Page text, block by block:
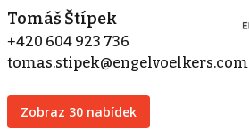
Tomáš Štípek
+420 604 923 736
tomas.stipek@engelvoelkers.com
Zobraz 30 nabídek